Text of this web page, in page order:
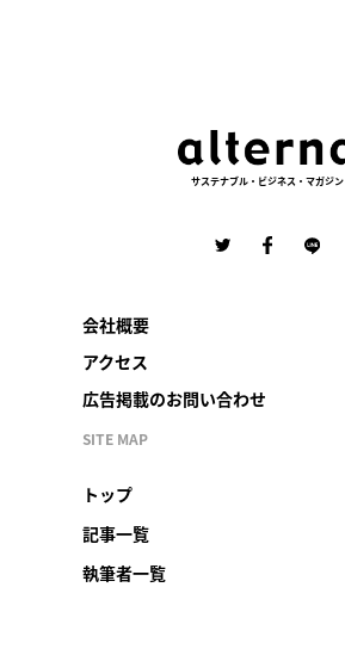
サステナブル・ビジネス・マガジン
会社概要
アクセス
広告掲載のお問い合わせ
SITE MAP
トップ
記事一覧
執筆者一覧